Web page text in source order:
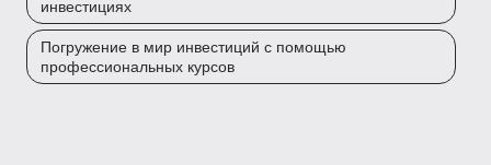
инвестициях
Погружение в мир инвестиций с помощью
профессиональных курсов